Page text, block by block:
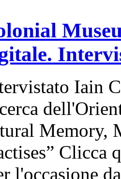
Iain
Memory,
Clicca
l'occasione